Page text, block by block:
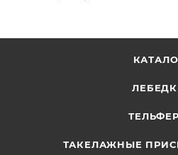
ТАКЕЛАЖНЫЕ